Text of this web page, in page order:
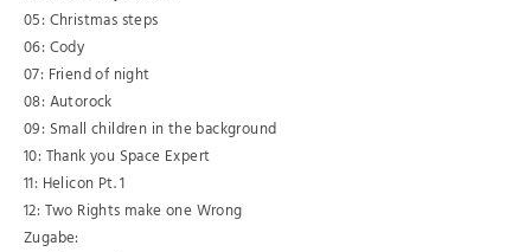
05: Christmas steps
06: Cody
07: Friend of night
08: Autorock
09: Small children in the background
10: Thank you Space Expert
11: Helicon Pt. 1
12: Two Rights make one Wrong
Zugabe: